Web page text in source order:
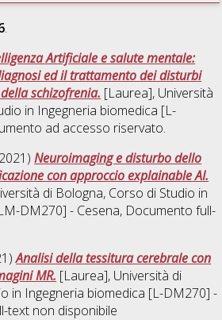
.
Artificiale e salute mentale:
ed il trattamento dei disturbi
schizofrenia. [Laurea], Università
in Ingegneria biomedica [L-
ad accesso riservato.
Neuroimaging e disturbo dello
con approccio explainable AI.
di Bologna, Corso di Studio in
DM270] - Cesena, Documento full-
Analisi della tessitura cerebrale con
MR. [Laurea], Università di
in Ingegneria biomedica [L-DM270] -
text non disponibile